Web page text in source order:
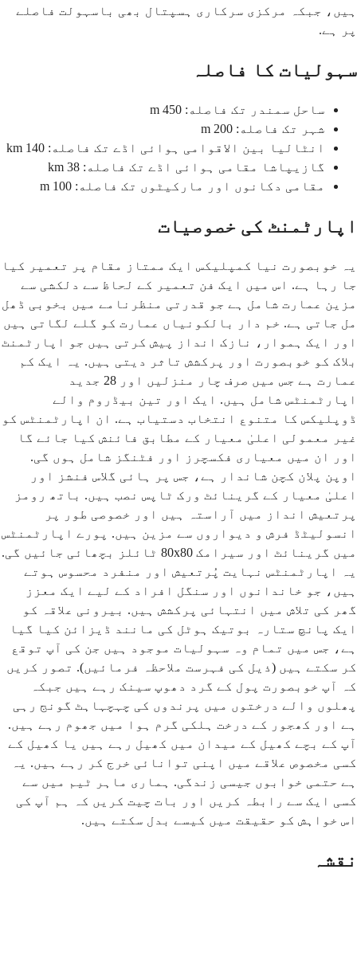
ہیں، جبکہ مرکزی سرکاری ہسپتال بھی باسہولت فاصلے
پر ہے.
سہولیات کا فاصلہ
ساحل سمندر تک فاصله: 450 m
شہر تک فاصله: 200 m
انٹالیا بین الاقوامی ہوائی اڈے تک فاصله: 140 km
گازیپاشا مقامی ہوائی اڈے تک فاصله: 38 km
مقامی دکانوں اور مارکیٹوں تک فاصله: 100 m
اپارٹمنٹ کی خصوصیات
یہ خوبصورت نیا کمپلیکس ایک ممتاز مقام پر تعمیر کیا
جا رہا ہے. اس میں ایک فن تعمیر کے لحاظ سے دلکشی سے
مزین عمارت شامل ہے جو قدرتی منظرنامے میں بخوبی ڈھل
مل جاتی ہے. خم دار بالکونیاں عمارت کو گلے لگاتی ہیں
اور ایک ہموار، نازک انداز پیش کرتی ہیں جو اپارٹمنٹ
بلاک کو خوبصورت اور پرکشش تاثر دیتی ہیں. یہ ایک کم
عمارت ہے جس میں صرف چار منزلیں اور 28 جدید
اپارٹمنٹس شامل ہیں. ایک اور تین بیڈروم والے
ڈوپلیکس کا متنوع انتخاب دستیاب ہے. ان اپارٹمنٹس کو
غیر معمولی اعلیٰ معیار کے مطابق فائنش کیا جائے گا
اور ان میں معیاری فکسچرز اور فٹنگز شامل ہوں گی.
اوپن پلان کچن شاندار ہے، جس پر ہائی گلاس فنشز اور
اعلیٰ معیار کے گرینائٹ ورک ٹاپس نصب ہیں. باتھ رومز
پرتعیش انداز میں آراستہ ہیں اور خصوصی طور پر
انسولیٹڈ فرش و دیواروں سے مزین ہیں. پورے اپارٹمنٹس
میں گرینائٹ اور سیرامک 80x80 ٹائلز بچھائی جائیں گی.
یہ اپارٹمنٹس نہایت پُرتعیش اور منفرد محسوس ہوتے
ہیں، جو خاندانوں اور سنگل افراد کے لیے ایک معزز
گھر کی تلاش میں انتہائی پرکشش ہیں. بیرونی علاقہ کو
ایک پانچ ستارہ بوتیک ہوٹل کی مانند ڈیزائن کیا گیا
ہے، جس میں تمام وہ سہولیات موجود ہیں جن کی آپ توقع
کر سکتے ہیں (ذیل کی فہرست ملاحظہ فرمائیں). تصور کریں
کہ آپ خوبصورت پول کے گرد دھوپ سینک رہے ہیں جبکہ
پھلوں والے درختوں میں پرندوں کی چہچہاہٹ گونج رہی
ہے اور کھجور کے درخت ہلکی گرم ہوا میں جھوم رہے ہیں.
آپ کے بچے کھیل کے میدان میں کھیل رہے ہیں یا کھیل کے
کسی مخصوص علاقے میں اپنی توانائی خرج کر رہے ہیں. یہ
ہے حتمی خوابوں جیسی زندگی. ہماری ماہر ٹیم میں سے
کسی ایک سے رابطہ کریں اور بات چیت کریں کہ ہم آپ کی
اس خواہش کو حقیقت میں کیسے بدل سکتے ہیں.
نقشہ